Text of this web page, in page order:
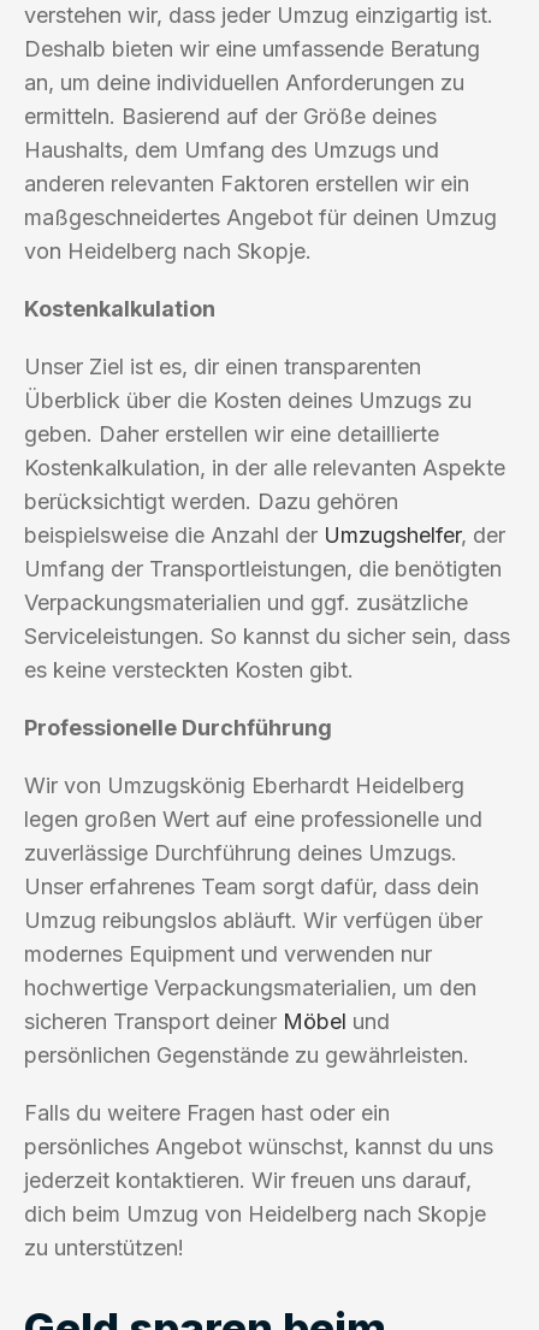
verstehen wir, dass jeder Umzug einzigartig ist.
Deshalb bieten wir eine umfassende Beratung
an, um deine individuellen Anforderungen zu
ermitteln. Basierend auf der Größe deines
Haushalts, dem Umfang des Umzugs und
anderen relevanten Faktoren erstellen wir ein
maßgeschneidertes Angebot für deinen Umzug
von Heidelberg nach Skopje.
Kostenkalkulation
Unser Ziel ist es, dir einen transparenten
Überblick über die Kosten deines Umzugs zu
geben. Daher erstellen wir eine detaillierte
Kostenkalkulation, in der alle relevanten Aspekte
berücksichtigt werden. Dazu gehören
beispielsweise die Anzahl der Umzugshelfer, der
Umfang der Transportleistungen, die benötigten
Verpackungsmaterialien und ggf. zusätzliche
Serviceleistungen. So kannst du sicher sein, dass
es keine versteckten Kosten gibt.
Professionelle Durchführung
Wir von Umzugskönig Eberhardt Heidelberg
legen großen Wert auf eine professionelle und
zuverlässige Durchführung deines Umzugs.
Unser erfahrenes Team sorgt dafür, dass dein
Umzug reibungslos abläuft. Wir verfügen über
modernes Equipment und verwenden nur
hochwertige Verpackungsmaterialien, um den
sicheren Transport deiner Möbel und
persönlichen Gegenstände zu gewährleisten.
Falls du weitere Fragen hast oder ein
persönliches Angebot wünschst, kannst du uns
jederzeit kontaktieren. Wir freuen uns darauf,
dich beim Umzug von Heidelberg nach Skopje
zu unterstützen!